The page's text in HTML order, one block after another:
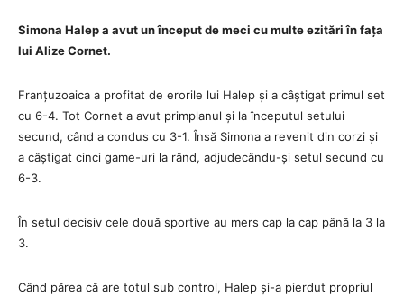
Simona Halep a avut un început de meci cu multe ezitări în fața
lui Alize Cornet.
Franțuzoaica a profitat de erorile lui Halep și a câștigat primul set
cu 6-4. Tot Cornet a avut primplanul și la începutul setului
secund, când a condus cu 3-1. Însă Simona a revenit din corzi și
a câștigat cinci game-uri la rând, adjudecându-și setul secund cu
6-3.
În setul decisiv cele două sportive au mers cap la cap până la 3 la
3.
Când părea că are totul sub control, Halep și-a pierdut propriul